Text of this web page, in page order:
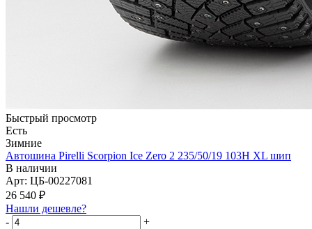
Быстрый просмотр
Есть
Зимние
Автошина Pirelli Scorpion Ice Zero 2 235/50/19 103H XL шип
В наличии
Арт: ЦБ-00227081
26 540 ₽
Нашли дешевле?
-
+